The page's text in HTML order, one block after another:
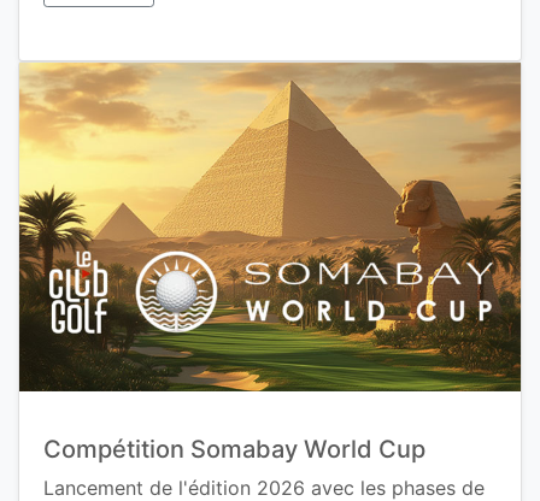
Compétition Somabay World Cup
Lancement de l'édition 2026 avec les phases de